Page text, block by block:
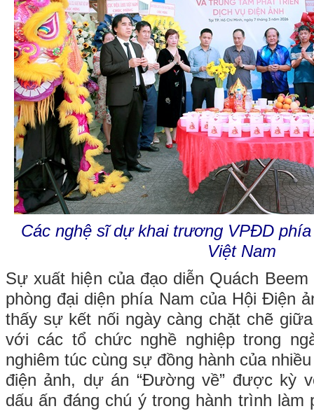
Các nghệ sĩ dự khai trương VPĐD
Việt Nam
Sự xuất hiện của đạo diễn Quách
phòng đại diện phía Nam của Hội Điện
thấy sự kết nối ngày càng chặt chẽ
với các tổ chức nghề nghiệp trong
nghiêm túc cùng sự đồng hành của
điện ảnh, dự án “Đường về” được kỳ
dấu ấn đáng chú ý trong hành trình làm